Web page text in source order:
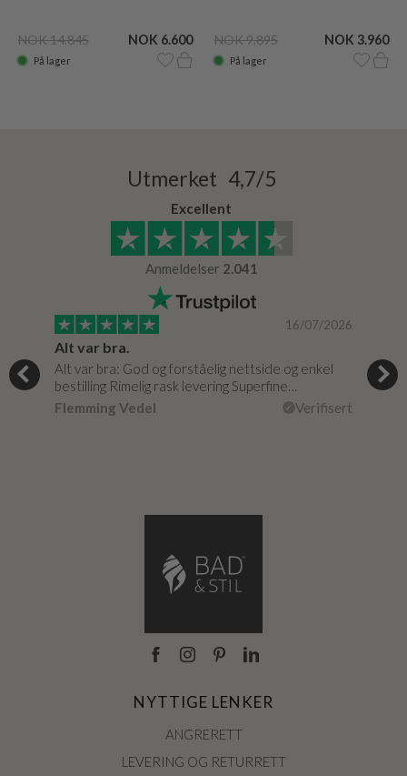
NOK 14.845 NOK 6.600
På lager
NOK 9.895 NOK 3.960
På lager
Utmerket 4,7/5
Excellent
Anmeldelser 2.041
16/07/2026
Alt var bra.
Alt var bra: God og forståelig nettside og enkel
bestilling Rimelig rask levering Superfine…
Flemming Vedel
Verifisert
Jeg
fikk
NYTTIGE LENKER
ANGRERETT
LEVERING OG RETURRETT